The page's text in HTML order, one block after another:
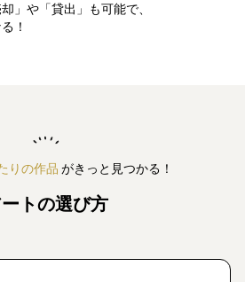
」や「貸出」も可能で、
！
りの作品 がきっと見つかる！
トの選び方